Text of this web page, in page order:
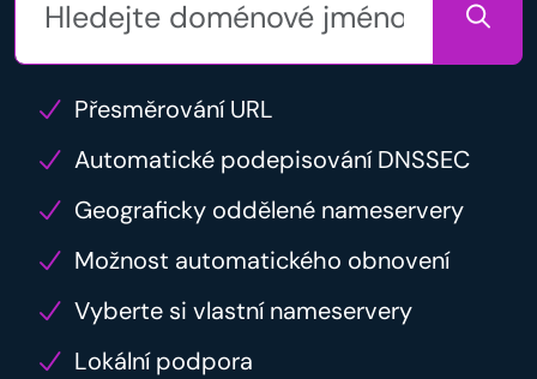
Přesměrování URL
Automatické podepisování DNSSEC
Geograficky oddělené nameservery
Možnost automatického obnovení
Vyberte si vlastní nameservery
Lokální podpora